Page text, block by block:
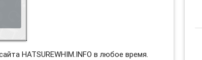
HATSUREWHIM.INFO в любое время.